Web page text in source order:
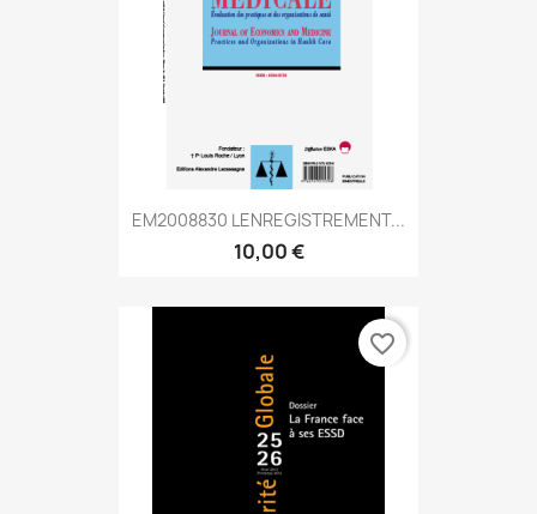
EM2008830 LENREGISTREMENT...
10,00 €
favorite_border